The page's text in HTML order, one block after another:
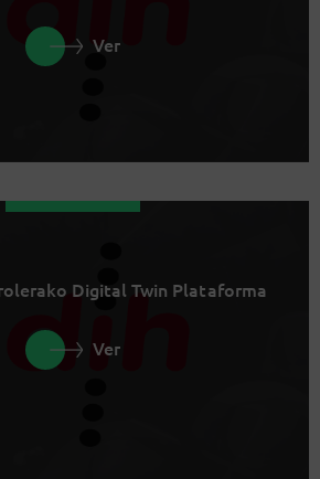
Ver
Digital Twin Plataforma
Ver